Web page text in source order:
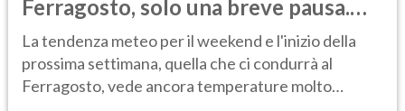
Ferragosto, solo una breve pausa.
Ecco dove
La tendenza meteo per il weekend e l'inizio della
prossima settimana, quella che ci condurrà al
Ferragosto, vede ancora temperature molto